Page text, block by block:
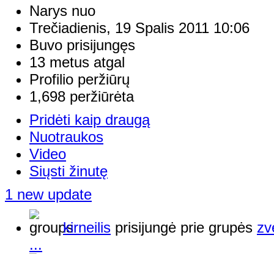
Narys nuo
Trečiadienis, 19 Spalis 2011 10:06
Buvo prisijungęs
13 metus atgal
Profilio peržiūrų
1,698 peržiūrėta
Pridėti kaip draugą
Nuotraukos
Video
Siųsti žinutę
1 new update
kirneilis prisijungė prie grupės
...